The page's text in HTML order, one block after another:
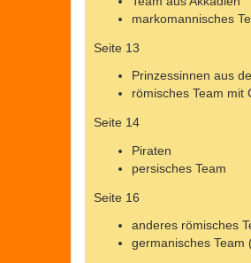
markomannisches
Seite 13
Prinzessinnen aus
römisches Team mit
Seite 14
Piraten
persisches Team
Seite 16
anderes römisches
germanisches Team